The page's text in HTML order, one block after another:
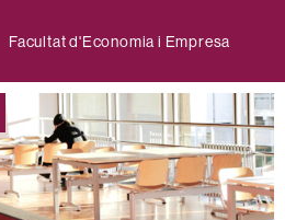
Facultat d'Economia i Empresa